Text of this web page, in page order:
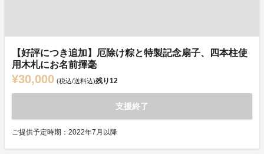
【好評につき追加】厄除け粽と特製記念扇子、四本柱使
用木札にお名前揮毫
¥30,000 (税込/送料込)残り12
支援終了
ご提供予定時期：2022年7月以降